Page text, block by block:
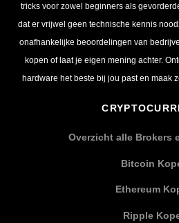
tricks voor zowel beginners als
dat er vrijwel geen technische kennis
onafhankelijke beoordelingen van
kopen of laat je eigen mening achter.
hardware het beste bij jou past en maak
Overzicht alle Brokers
Bitcoin
Ethereum
Ripple